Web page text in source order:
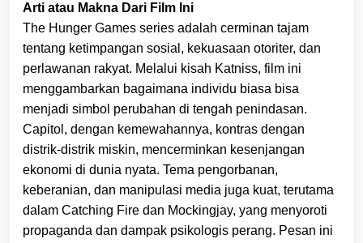
Arti atau Makna Dari Film Ini
The Hunger Games series adalah cerminan tajam
tentang ketimpangan sosial, kekuasaan otoriter, dan
perlawanan rakyat. Melalui kisah Katniss, film ini
menggambarkan bagaimana individu biasa bisa
menjadi simbol perubahan di tengah penindasan.
Capitol, dengan kemewahannya, kontras dengan
distrik-distrik miskin, mencerminkan kesenjangan
ekonomi di dunia nyata. Tema pengorbanan,
keberanian, dan manipulasi media juga kuat, terutama
dalam Catching Fire dan Mockingjay, yang menyoroti
propaganda dan dampak psikologis perang. Pesan ini